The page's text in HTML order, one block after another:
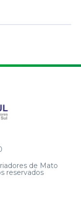
de Mato
reservados